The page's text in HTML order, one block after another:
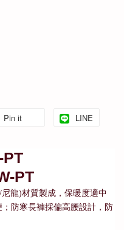
Pin it LINE
PT
PT
尼龍)材質製成，保暖度適中
防寒長褲採偏高腰設計，防